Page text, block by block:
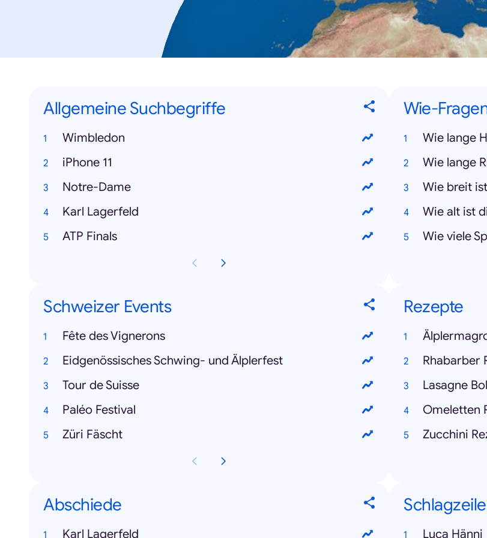
Allgemeine Suchbegriffe
Wimbledon
iPhone 11
Notre-Dame
Karl Lagerfeld
ATP Finals
Wie-
Wie lange
Wie lange
Wie breit
Wie alt ist
Wie viele
Schweizer Events
Fête des Vignerons
Eidgenössisches Schwing- und Älplerfest
Tour de Suisse
Paléo Festival
Züri Fäscht
Rezepte
Rhabarber
Lasagne
Omeletten
Zucchini
Abschiede
Karl Lagerfeld Luca Hänni